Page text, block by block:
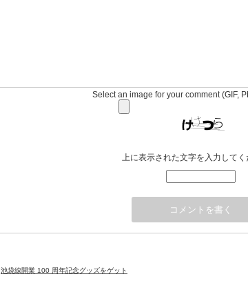
Select an image for your comment (GIF,
上に表示された文字を入力してく
池袋線開業 100 周年記念グッズをゲット